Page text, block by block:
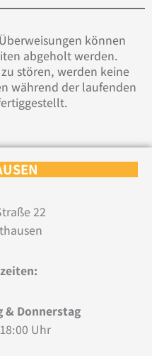
können
abgeholt werden.
stören, werden keine
während der laufenden
22
& Donnerstag
Uhr